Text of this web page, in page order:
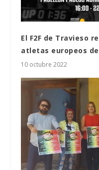
El F2F de Travieso
atletas europeos
10 octubre 2022